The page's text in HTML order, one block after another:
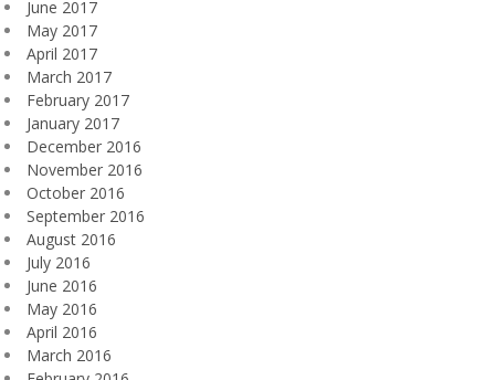
June 2017
May 2017
April 2017
March 2017
February 2017
January 2017
December 2016
November 2016
October 2016
September 2016
August 2016
July 2016
June 2016
May 2016
April 2016
March 2016